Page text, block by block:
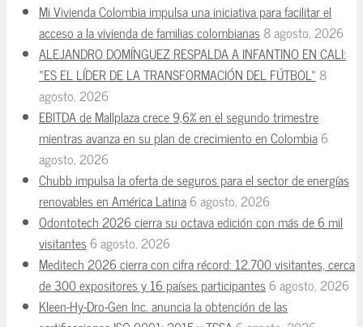
Mi Vivienda Colombia impulsa una iniciativa para facilitar el
acceso a la vivienda de familias colombianas8 agosto, 2026
ALEJANDRO DOMÍNGUEZ RESPALDA A INFANTINO EN CALI:
«ES EL LÍDER DE LA TRANSFORMACIÓN DEL FÚTBOL» 8
agosto, 2026
EBITDA de Mallplaza crece 9,6% en el segundo trimestre
mientras avanza en su plan de crecimiento en Colombia6
agosto, 2026
Chubb impulsa la oferta de seguros para el sector de energías
renovables en América Latina6 agosto, 2026
Odontotech 2026 cierra su octava edición con más de 6 mil
visitantes6 agosto, 2026
Meditech 2026 cierra con cifra récord: 12.700 visitantes, cerca
de 300 expositores y 16 países participantes6 agosto, 2026
Kleen-Hy-Dro-Gen Inc. anuncia la obtención de las